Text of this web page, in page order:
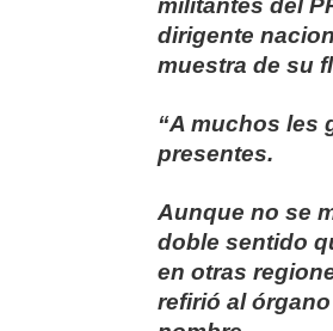
militantes del
dirigente
muestra de su
“A muchos les
presentes.
Aunque no se
doble sentido
en otras
refirió al